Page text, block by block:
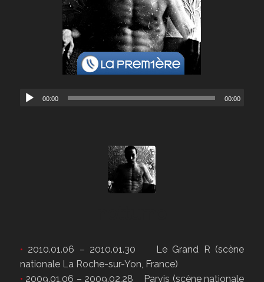
00:00 00:00
• 2010.01.06 – 2010.01.30 Le Grand R (scène
nationale La Roche-sur-Yon, France)
• 2009.01.06 – 2009.02.28 Parvis (scène nationale